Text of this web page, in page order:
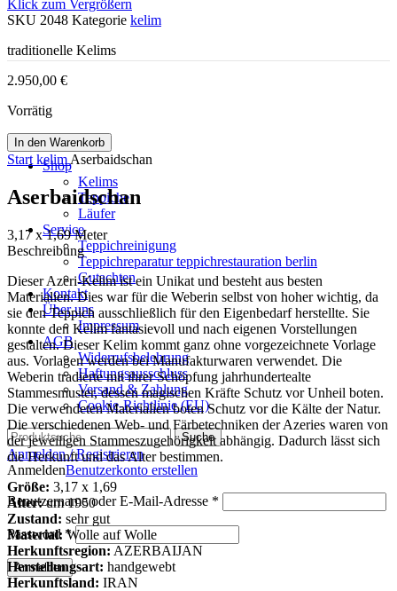
Shop
Kelims
Teppiche
Läufer
Service
Teppichreinigung
Teppichreparatur teppichrestauration berlin
Gutachten
Kontakt
Über uns
Impressum
AGB
Widerrufsbelehrung
Haftungsausschluss
Versand & Zahlung
Cookie-Richtlinie (EU)
Suche
Anmelden / Registrieren
AnmeldenBenutzerkonto erstellen
Benutzername oder E-Mail-Adresse *
Password *
Anmelden
Klick zum Vergrößern
SKU 2048 Kategorie kelim
traditionelle Kelims
2.950,00 €
Vorrätig
In den Warenkorb
Start kelim Aserbaidschan
Aserbaidschan
3,17 x 1,69 Meter
Beschreibung
Dieser Azeri-Kelim ist ein Unikat und besteht aus besten
Materialien. Dies war für die Weberin selbst von hoher wichtig, da
sie den Teppich ausschließlich für den Eigenbedarf herstellte. Sie
konnte den Kelim fantasievoll und nach eigenen Vorstellungen
gestalten. Dieser Kelim kommt ganz ohne vorgezeichnete Vorlage
aus. Vorlagen werden bei Manufakturwaren verwendet. Die
Weberin tradierte mit ihrer Schöpfung jahrhundertealte
Stammesmuster, dessen magischen Kräfte Schutz vor Unheil boten.
Die verwendeten Materialien boten Schutz vor die Kälte der Natur.
Die verschiedenen Web- und Färbetechniken der Azeries waren von
der jeweiligen Stammeszugehörigkeit abhängig. Dadurch lässt sich
die Herkunft und das Alter bestimmen.
Größe: 3,17 x 1,69
Alter:um 1950
Zustand: sehr gut
Material: Wolle auf Wolle
Herkunftsregion: AZERBAIJAN
Herstellungsart: handgewebt
Herkunftsland: IRAN